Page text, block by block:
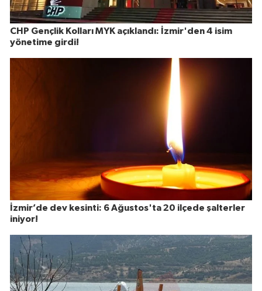
CHP Gençlik Kolları MYK açıklandı: İzmir'den 4 isim
yönetime girdi!
İzmir’de dev kesinti: 6 Ağustos'ta 20 ilçede şalterler
iniyor!